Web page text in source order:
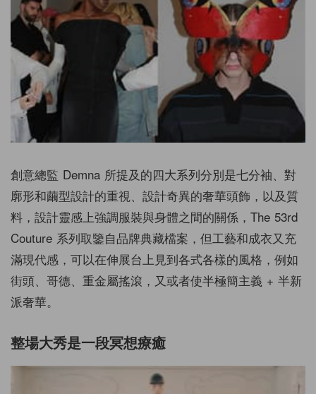
創意總監 Demna 所提及的四大系列分別是七分袖、對
廓形和繭型設計的重視、設計奇異的奢華頭飾，以及質
料，設計靈感上強調服裝與身體之間的關係，The 53rd
Couture 系列取鑒自品牌典藏檔案，但工藝和成衣又充
滿現代感，可以在伸展台上見到各式各樣的風格，例如
街頭、哥德、重金屬搖滾，又或者使半極簡主義 + 半新
派奢華。
整場大秀是一段冥想療癒